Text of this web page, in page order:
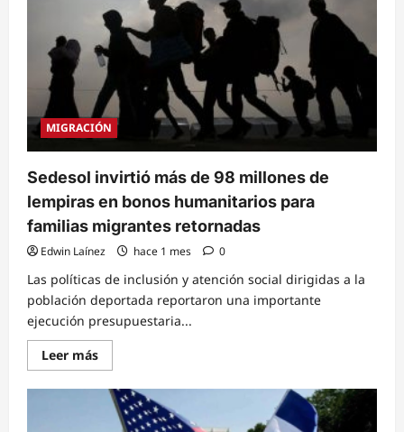
23
mil
deportados
en
seis
meses
y
enfrenta
creciente
presión
migratoria
MIGRACIÓN
Sedesol invirtió más de 98 millones de
lempiras en bonos humanitarios para
familias migrantes retornadas
Edwin Laínez hace 1 mes 0
Las políticas de inclusión y atención social dirigidas a la
población deportada reportaron una importante
ejecución presupuestaria...
Leer másRead
more
Sedesol
invirtió
más